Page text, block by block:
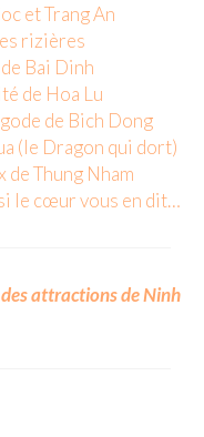
et Trang An
rizières
Bai Dinh
de Hoa Lu
de Bich Dong
(le Dragon qui dort)
de Thung Nham
le cœur vous en dit…
attractions de Ninh